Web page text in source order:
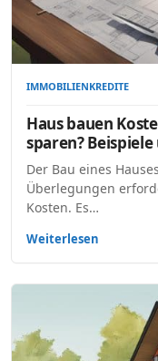
IMMOBILIENKREDITE
Haus bauen
sparen?
Der Bau eines
Überlegungen
Kosten. Es…
Weiterlesen